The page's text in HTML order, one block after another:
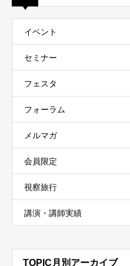
イベント
セミナー
フェスタ
フォーラム
メルマガ
会員限定
視察旅行
講演・講師実績
TOPIC月別アーカイブ